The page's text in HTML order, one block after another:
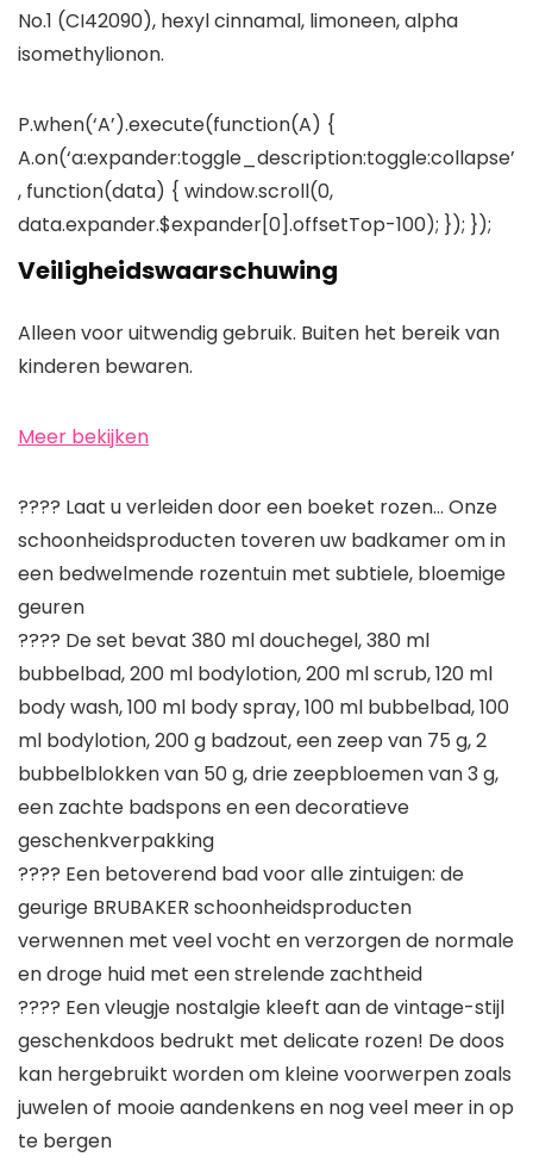
No.1 (CI42090), hexyl cinnamal, limoneen, alpha
isomethylionon.
P.when(‘A’).execute(function(A) {
A.on(‘a:expander:toggle_description:toggle:collapse’
, function(data) { window.scroll(0,
data.expander.$expander[0].offsetTop-100); }); });
Veiligheidswaarschuwing
Alleen voor uitwendig gebruik. Buiten het bereik van
kinderen bewaren.
Meer bekijken
???? Laat u verleiden door een boeket rozen… Onze
schoonheidsproducten toveren uw badkamer om in
een bedwelmende rozentuin met subtiele, bloemige
geuren
???? De set bevat 380 ml douchegel, 380 ml
bubbelbad, 200 ml bodylotion, 200 ml scrub, 120 ml
body wash, 100 ml body spray, 100 ml bubbelbad, 100
ml bodylotion, 200 g badzout, een zeep van 75 g, 2
bubbelblokken van 50 g, drie zeepbloemen van 3 g,
een zachte badspons en een decoratieve
geschenkverpakking
???? Een betoverend bad voor alle zintuigen: de
geurige BRUBAKER schoonheidsproducten
verwennen met veel vocht en verzorgen de normale
en droge huid met een strelende zachtheid
???? Een vleugje nostalgie kleeft aan de vintage-stijl
geschenkdoos bedrukt met delicate rozen! De doos
kan hergebruikt worden om kleine voorwerpen zoals
juwelen of mooie aandenkens en nog veel meer in op
te bergen